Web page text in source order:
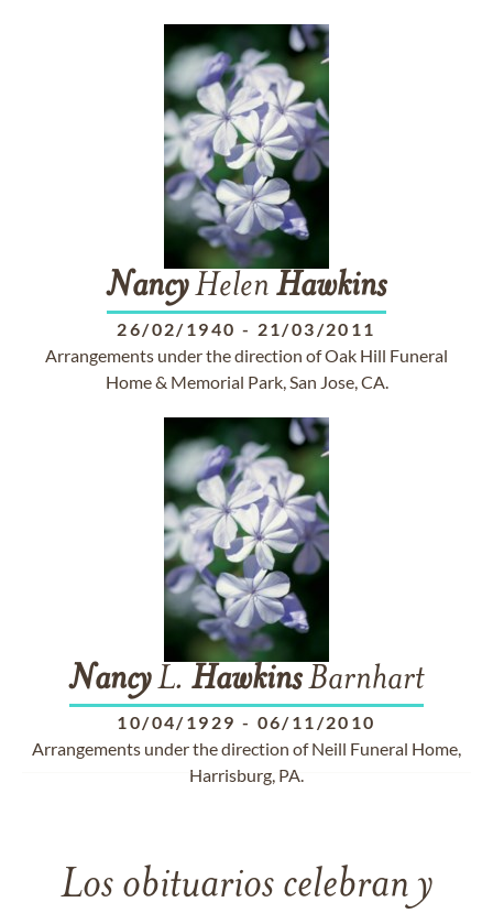
NancyHelen Hawkins
26/02/1940 - 21/03/2011
Arrangements under the direction of Oak Hill Funeral
Home & Memorial Park, San Jose, CA.
NancyL. HawkinsBarnhart
10/04/1929 - 06/11/2010
Arrangements under the direction of Neill Funeral Home,
Harrisburg, PA.
Los obituarios celebran y